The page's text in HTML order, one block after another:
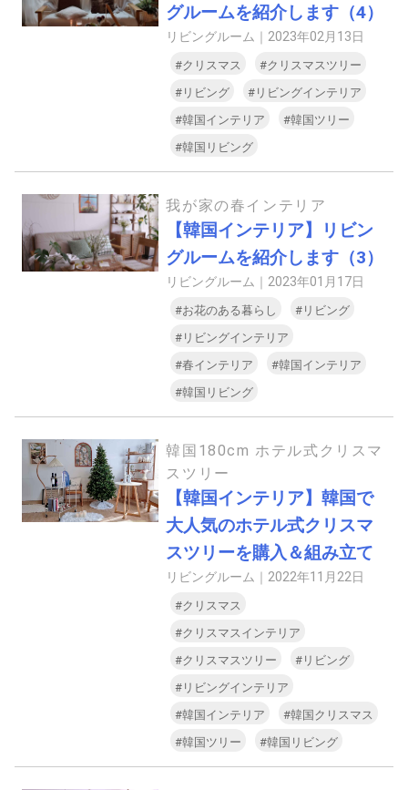
グルームを紹介します（4）
リビングルーム｜2023年02月13日
#クリスマス
#クリスマスツリー
#リビング
#リビングインテリア
#韓国インテリア
#韓国ツリー
#韓国リビング
我が家の春インテリア
【韓国インテリア】リビン
グルームを紹介します（3）
リビングルーム｜2023年01月17日
#お花のある暮らし
#リビング
#リビングインテリア
#春インテリア
#韓国インテリア
#韓国リビング
韓国180cm ホテル式クリスマ
スツリー
【韓国インテリア】韓国で
大人気のホテル式クリスマ
スツリーを購入＆組み立て
リビングルーム｜2022年11月22日
#クリスマス
#クリスマスインテリア
#クリスマスツリー
#リビング
#リビングインテリア
#韓国インテリア
#韓国クリスマス
#韓国ツリー
#韓国リビング